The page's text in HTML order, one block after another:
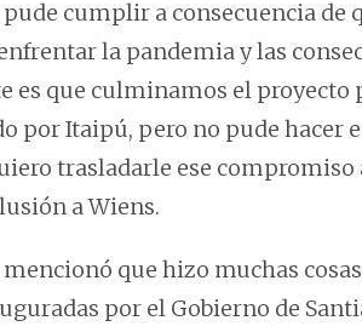
pude cumplir a consecuencia
la pandemia y las
es que culminamos el proyecto
por Itaipú, pero no pude hacer
trasladarle ese compromiso
a Wiens.
que hizo muchas
por el Gobierno de